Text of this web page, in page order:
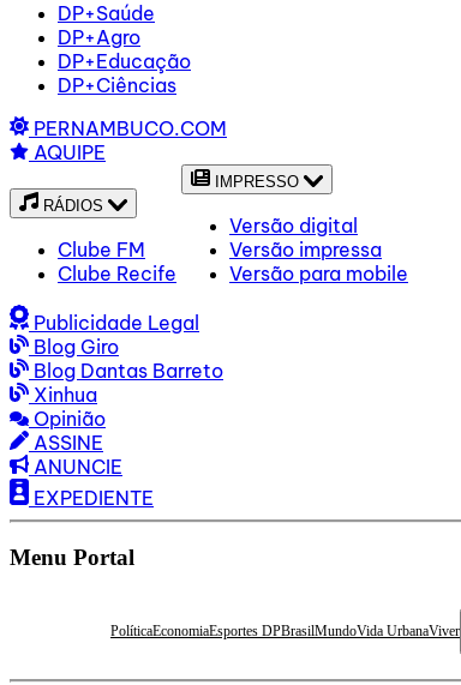
DP+Saúde
DP+Agro
DP+Educação
DP+Ciências
PERNAMBUCO.COM
AQUIPE
RÁDIOS
Clube FM
Clube Recife
IMPRESSO
Versão digital
Versão impressa
Versão para mobile
Publicidade Legal
Blog Giro
Blog Dantas Barreto
Xinhua
Opinião
ASSINE
ANUNCIE
EXPEDIENTE
Menu Portal
PolíticaEconomiaEsportes DPBrasilMundoVida UrbanaViver